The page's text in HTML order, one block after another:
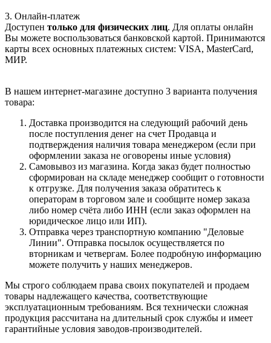
3. Онлайн-платеж
Доступен только для физических лиц. Для оплаты онлайн
Вы можете воспользоваться банковской картой. Принимаются
карты всех основных платежных систем: VISA, MasterCard,
МИР.
В нашем интернет-магазине доступно 3 варианта получения
товара:
Доставка производится на следующий рабочий день
после поступления денег на счет Продавца и
подтверждения наличия товара менеджером (если при
оформлении заказа не оговорены иные условия)
Самовывоз из магазина. Когда заказ будет полностью
сформирован на складе менеджер сообщит о готовности
к отгрузке. Для получения заказа обратитесь к
операторам в торговом зале и сообщите номер заказа
либо номер счёта либо ИНН (если заказ оформлен на
юридическое лицо или ИП).
Отправка через транспортную компанию "Деловые
Линии". Отправка посылок осуществляется по
вторникам и четвергам. Более подробную информацию
можете получить у наших менеджеров.
Мы строго соблюдаем права своих покупателей и продаем
товары надлежащего качества, соответствующие
эксплуатационным требованиям. Вся технически сложная
продукция рассчитана на длительный срок службы и имеет
гарантийные условия заводов-производителей.